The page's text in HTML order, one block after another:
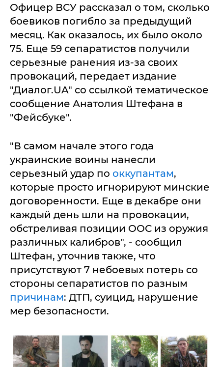
Офицер ВСУ рассказал о том, сколько
боевиков погибло за предыдущий
месяц. Как оказалось, их было около
75. Еще 59 сепаратистов получили
серьезные ранения из-за своих
провокаций, передает издание
"Диалог.UA" со ссылкой тематическое
сообщение Анатолия Штефана в
"Фейсбуке".
"В самом начале этого года
украинские воины нанесли
серьезный удар по оккупантам,
которые просто игнорируют минские
договоренности. Еще в декабре они
каждый день шли на провокации,
обстреливая позиции ООС из оружия
различных калибров", - сообщил
Штефан, уточнив также, что
присутствуют 7 небоевых потерь со
стороны сепаратистов по разным
причинам: ДТП, суицид, нарушение
мер безопасности.